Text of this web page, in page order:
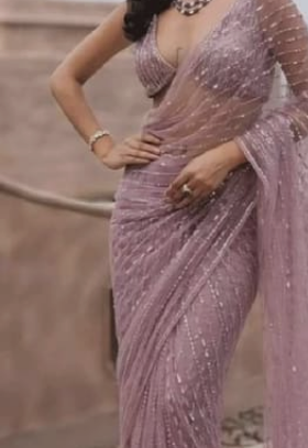
Image credits: pinterest